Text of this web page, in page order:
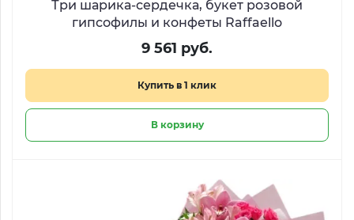
Три шарика-сердечка, букет розовой
гипсофилы и конфеты Raffaello
9 561 руб.
Купить в 1 клик
В корзину